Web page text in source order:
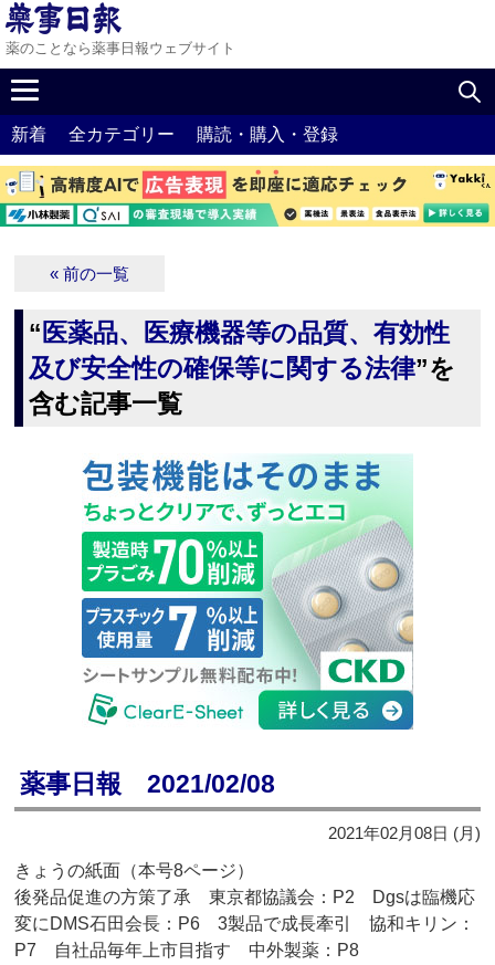
薬のことなら薬事日報ウェブサイト
新着 全カテゴリー 購読・購入・登録
« 前の一覧
“ 医薬品、医療機器等の品質、有効性
及び安全性の確保等に関する法律”を
含む記事一覧
薬事日報 2021/02/08
2021年02月08日 (月)
きょうの紙面（本号8ページ）
後発品促進の方策了承 東京都協議会：P2 Dgsは臨機応
変にDMS石田会長：P6 3製品で成長牽引 協和キリン：
P7 自社品毎年上市目指す 中外製薬：P8